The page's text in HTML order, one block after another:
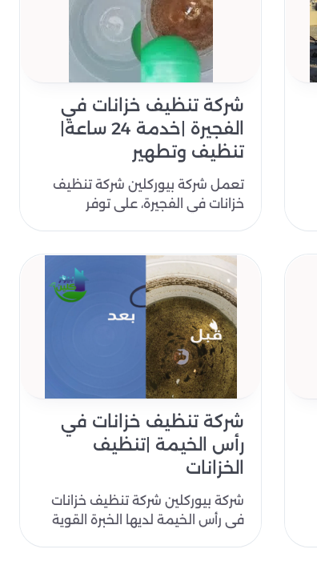
شركة تنظيف خزانات في
الفجيرة |خدمة 24 ساعة|
تنظيف وتطهير
تعمل شركة بيوركلين شركة تنظيف
خزانات في الفجيرة، على توفر
شركة تنظيف خزانات في
رأس الخيمة |تنظيف
الخزانات
شركة بيوركلين شركة تنظيف خزانات
في رأس الخيمة لديها الخبرة القوية